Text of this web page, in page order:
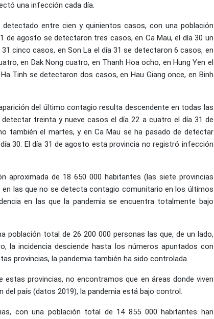
una infección cada día.
entre cien y quinientos casos, con una población
de agosto se detectaron tres casos, en Ca Mau, el día 30 un
cinco casos, en Son La el día 31 se detectaron 6 casos, en
en Dak Nong cuatro, en Thanh Hoa ocho, en Hung Yen el
Tinh se detectaron dos casos, en Hau Giang once, en Binh
del último contagio resulta descendente en todas las
treinta y nueve casos el día 22 a cuatro el día 31 de
también el martes, y en Ca Mau se ha pasado de detectar
30. El día 31 de agosto esta provincia no registró infección
aproximada de 18 650 000 habitantes (las siete provincias
las que no se detecta contagio comunitario en los últimos
en las que la pandemia se encuentra totalmente bajo
total de 26 200 000 personas las que, de un lado,
la incidencia desciende hasta los números apuntados con
provincias, la pandemia también ha sido controlada.
provincias, no encontramos que en áreas donde viven
del país (datos 2019), la pandemia está bajo control.
con una población total de 14 855 000 habitantes han